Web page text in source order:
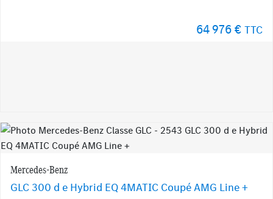
64 976 € TTC
Mercedes-Benz
GLC 300 d e Hybrid EQ 4MATIC Coupé AMG Line +